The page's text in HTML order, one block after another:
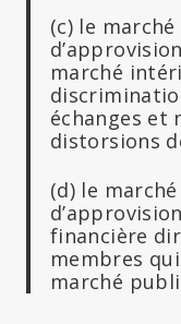
(c) le
marché
échanges et
distorsions
(d) le
financière
membres
marché